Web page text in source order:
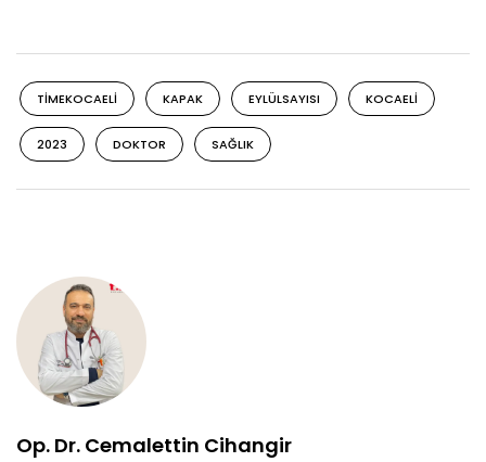
TIMEKOCAELI KAPAK EYLÜLSAYISI KOCAELI
2023 DOKTOR SAĞLIK
Op. Dr. Cemalettin Cihangir